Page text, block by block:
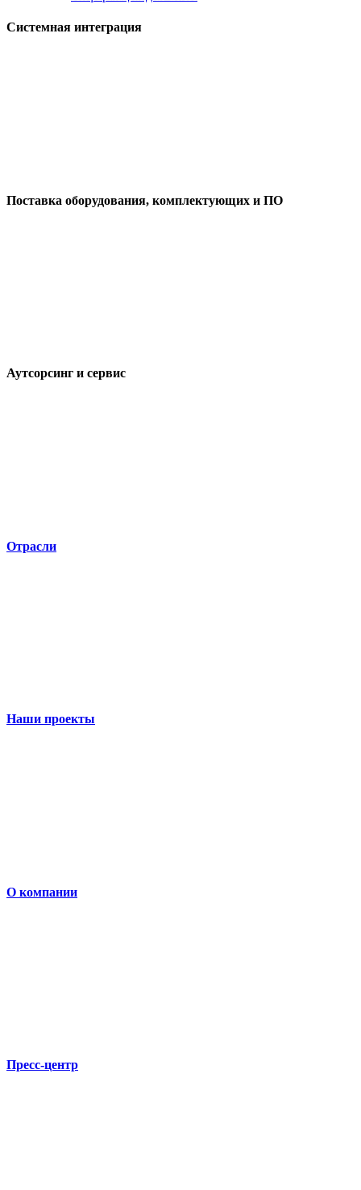
Системная интеграция
Поставка оборудования, комплектующих и ПО
Аутсорсинг и сервис
Отрасли
Наши проекты
О компании
Пресс-центр